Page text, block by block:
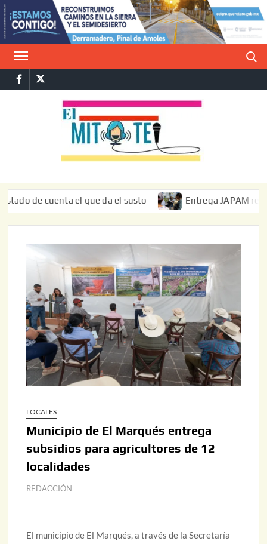
Saltar
al
contenido
FacebookTwitter
cuenta el que da el susto Entrega JAPAM
LOCALES
Municipio de El Marqués entrega
subsidios para agricultores de 12
localidades
REDACCIÓN
El municipio de El Marqués, a través de la Secretaría